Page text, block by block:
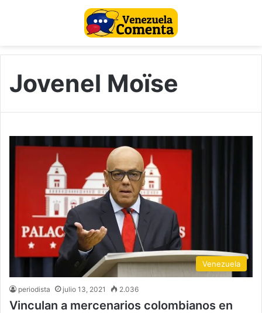
Jovenel Moïse
Venezuela
periodista julio 13, 2021 2.036
Vinculan a mercenarios colombianos en